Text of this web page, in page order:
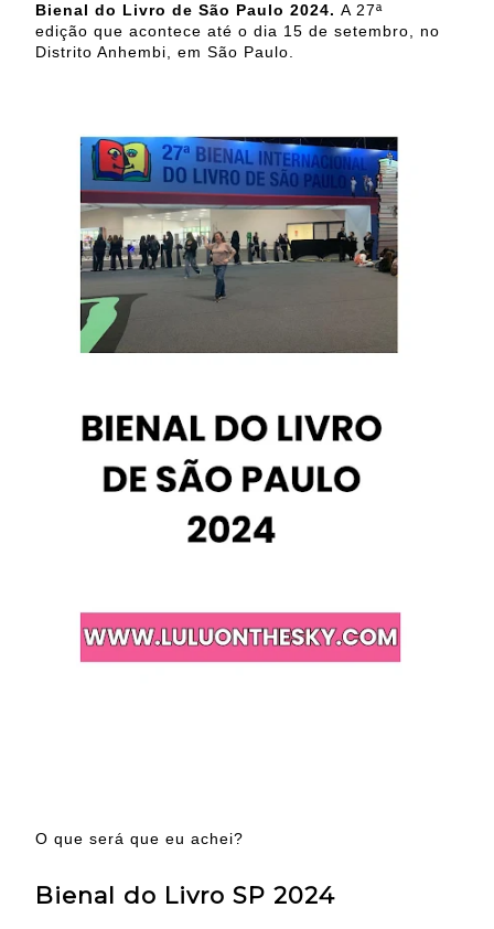
Bienal do Livro de São Paulo 2024. A 27ª
edição que acontece até o dia 15 de setembro, no
Distrito Anhembi, em São Paulo.
O que será que eu achei?
Bienal do Livro SP 2024